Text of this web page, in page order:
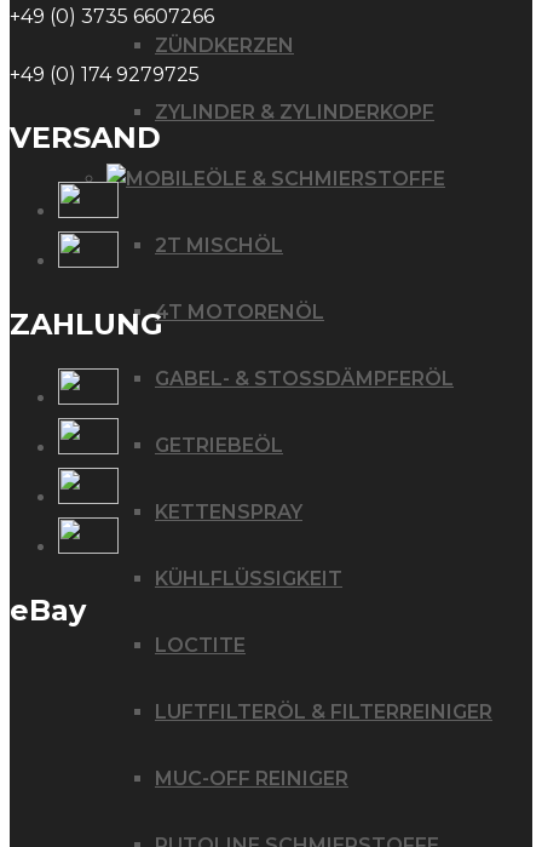
ZÜNDKERZEN
ZYLINDER & ZYLINDERKOPF
ÖLE & SCHMIERSTOFFE
2T MISCHÖL
4T MOTORENÖL
GABEL- & STOSSDÄMPFERÖL
GETRIEBEÖL
KETTENSPRAY
KÜHLFLÜSSIGKEIT
LOCTITE
LUFTFILTERÖL & FILTERREINIGER
MUC-OFF REINIGER
+49 (0) 3735 6607266
+49 (0) 174 9279725
VERSAND
ZAHLUNG
eBay